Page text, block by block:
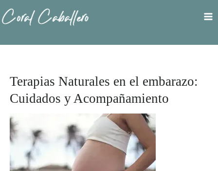
al
contenido
Terapias Naturales en el embarazo:
Cuidados y Acompañamiento